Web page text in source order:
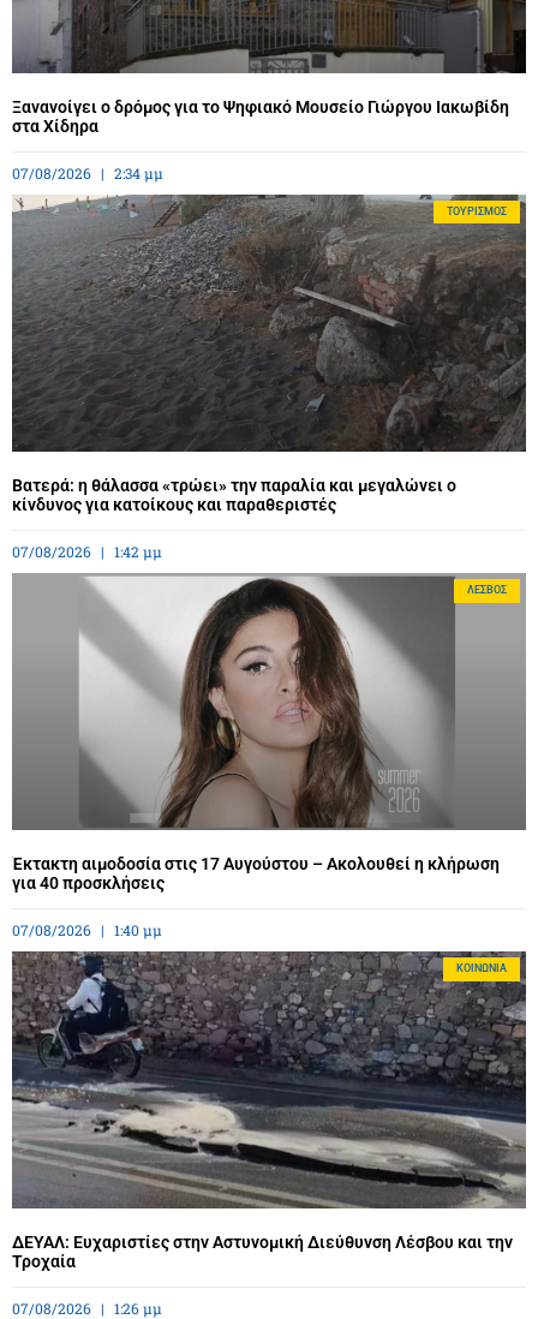
Ξανανοίγει ο δρόμος για το Ψηφιακό Μουσείο Γιώργου Ιακωβίδη
στα Χίδηρα
07/08/2026 2:34 μμ
ΤΟΥΡΙΣΜΌΣ
Βατερά: η θάλασσα «τρώει» την παραλία και μεγαλώνει ο
κίνδυνος για κατοίκους και παραθεριστές
07/08/2026 1:42 μμ
ΛΈΣΒΟΣ
Έκτακτη αιμοδοσία στις 17 Αυγούστου – Ακολουθεί η κλήρωση
για 40 προσκλήσεις
07/08/2026 1:40 μμ
ΚΟΙΝΩΝΊΑ
ΔΕΥΑΛ: Ευχαριστίες στην Αστυνομική Διεύθυνση Λέσβου και την
Τροχαία
07/08/2026 1:26 μμ